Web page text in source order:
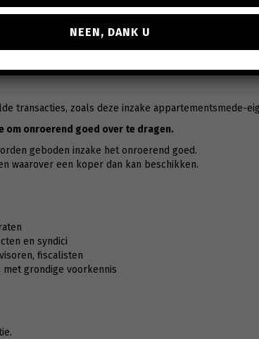
transacties, zoals deze inzake appartementsmede-
om onroerend goed over te dragen.
geboden inzake het onroerend goed.
waarover een koper dan kan beschikken.
en syndici
fiscalisten
grondige voorkennis
NEEN, DANK U